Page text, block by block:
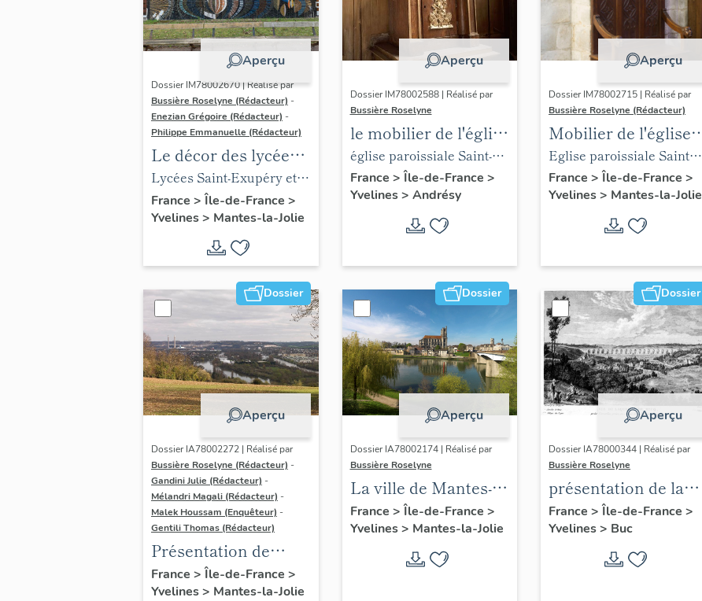
Aperçu
Dossier IM78002670 | Réalisé par
Bussière Roselyne (Rédacteur) -
Enezian Grégoire (Rédacteur) -
Philippe Emmanuelle (Rédacteur)
Le décor des lycées
de Mantes
Lycées Saint-Exupéry et
Jean Rostand
France > Île-de-France >
Yvelines> Mantes-la-Jolie
Aperçu
Dossier IM78002588 | Réalisé par
Bussière Roselyne
le mobilier de l'église
Saint-Germain-de-
Paris (liste
supplémentaire)
église paroissiale Saint-
Germain
France > Île-de-France >
Yvelines> Andrésy
Aperçu
Dossier IM78002715 | Réalisé par
Bussière Roselyne (Rédacteur)
Mobilier de l'église
Sainte-Anne de
Gassicourt
Eglise paroissiale Sainte-
Anne
France > Île-de-France >
Yvelines> Mantes-la-Jolie
Dossier
Aperçu
Dossier IA78002272 | Réalisé par
Bussière Roselyne (Rédacteur) -
Gandini Julie (Rédacteur) -
Mélandri Magali (Rédacteur) -
Malek Houssam (Enquêteur) -
Gentili Thomas (Rédacteur)
Présentation de
l'étude
France > Île-de-France >
Yvelines> Mantes-la-Jolie
Dossier
Aperçu
Dossier IA78002174 | Réalisé par
Bussière Roselyne
La ville de Mantes-la-
Jolie
France > Île-de-France >
Yvelines> Mantes-la-Jolie
Dossier
Aperçu
Dossier IA78000344 | Réalisé par
Bussière Roselyne
présentation de la
commune de Buc
France > Île-de-France >
Yvelines> Buc